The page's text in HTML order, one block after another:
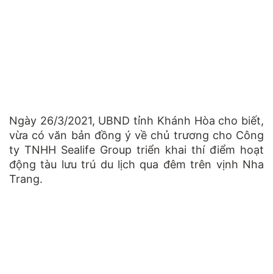
Ngày 26/3/2021, UBND tỉnh Khánh Hòa cho biết,
vừa có văn bản đồng ý về chủ trương cho Công
ty TNHH Sealife Group triển khai thí điểm hoạt
động tàu lưu trú du lịch qua đêm trên vịnh Nha
Trang.